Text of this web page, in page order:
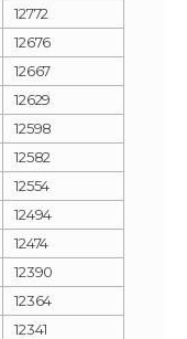
12772
12676
12667
12629
12598
12582
12554
12494
12474
12390
12364
12341